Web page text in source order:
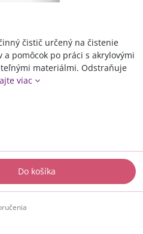
čistič určený na čistenie
pomôcok po práci s akrylovými
materiálmi. Odstraňuje
viac
Do košíka